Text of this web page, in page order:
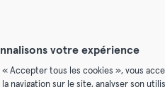
votre expérience
« Accepter tous les cookies », vous
navigation sur le site, analyser son